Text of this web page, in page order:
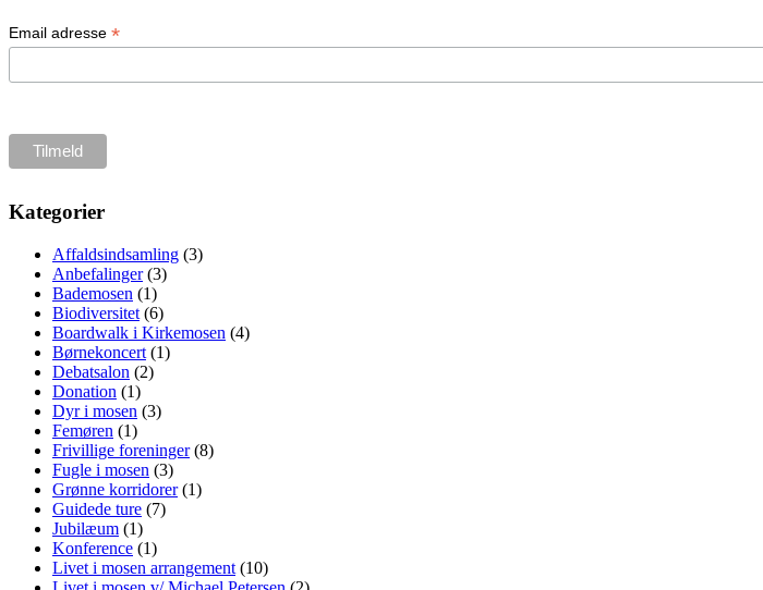
Email adresse *
Kategorier
Affaldsindsamling (3)
Anbefalinger(3)
Bademosen (1)
Biodiversitet (6)
Boardwalk i Kirkemosen (4)
Børnekoncert (1)
Debatsalon (2)
Donation (1)
Dyr i mosen (3)
Femøren (1)
Frivillige foreninger(8)
Fugle i mosen (3)
Grønne korridorer(1)
Guidede ture (7)
Jubilæum (1)
Konference (1)
Livet i mosen arrangement (10)